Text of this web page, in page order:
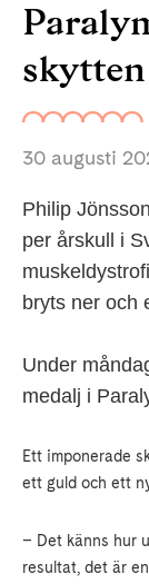
30 augusti
Philip
per årskull i
bryts ner och
Under
medalj i
Ett imponerade
ett guld och ett
– Det känns hur
resultat, det är